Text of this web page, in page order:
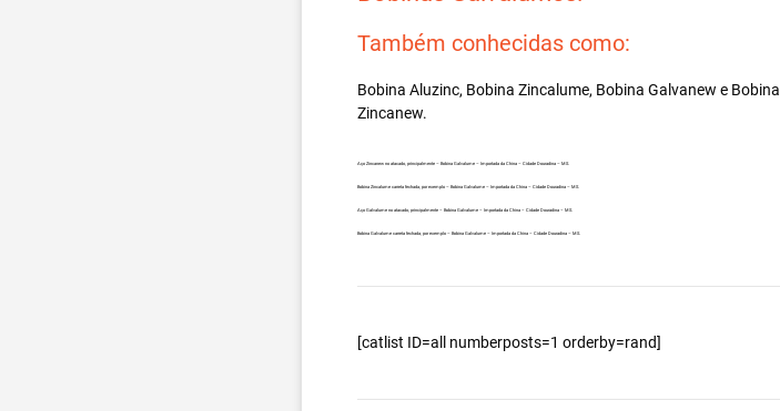
Também conhecidas como:
Bobina Aluzinc, Bobina Zincalume, Bobina Galvanew e Bobina
Zincanew.
Aço Zincanew no atacado, principalmente – Bobina Galvalume – Importada da China – Cidade Douradina – MS.
Bobina Zincalume carreta fechada, por exemplo – Bobina Galvalume – Importada da China – Cidade Douradina – MS.
Aço Galvalume no atacado, principalmente – Bobina Galvalume – Importada da China – Cidade Douradina – MS.
Bobina Galvalume carreta fechada, por exemplo – Bobina Galvalume – Importada da China – Cidade Douradina – MS.
[catlist ID=all numberposts=1 orderby=rand]